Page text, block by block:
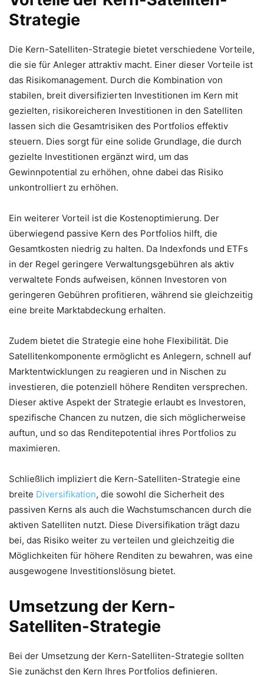
Strategie
Die Kern-Satelliten-Strategie bietet verschiedene Vorteile,
die sie für Anleger attraktiv macht. Einer dieser Vorteile ist
das Risikomanagement. Durch die Kombination von
stabilen, breit diversifizierten Investitionen im Kern mit
gezielten, risikoreicheren Investitionen in den Satelliten
lassen sich die Gesamtrisiken des Portfolios effektiv
steuern. Dies sorgt für eine solide Grundlage, die durch
gezielte Investitionen ergänzt wird, um das
Gewinnpotential zu erhöhen, ohne dabei das Risiko
unkontrolliert zu erhöhen.
Ein weiterer Vorteil ist die Kostenoptimierung. Der
überwiegend passive Kern des Portfolios hilft, die
Gesamtkosten niedrig zu halten. Da Indexfonds und ETFs
in der Regel geringere Verwaltungsgebühren als aktiv
verwaltete Fonds aufweisen, können Investoren von
geringeren Gebühren profitieren, während sie gleichzeitig
eine breite Marktabdeckung erhalten.
Zudem bietet die Strategie eine hohe Flexibilität. Die
Satellitenkomponente ermöglicht es Anlegern, schnell auf
Marktentwicklungen zu reagieren und in Nischen zu
investieren, die potenziell höhere Renditen versprechen.
Dieser aktive Aspekt der Strategie erlaubt es Investoren,
spezifische Chancen zu nutzen, die sich möglicherweise
auftun, und so das Renditepotential ihres Portfolios zu
maximieren.
Schließlich impliziert die Kern-Satelliten-Strategie eine
breite Diversifikation, die sowohl die Sicherheit des
passiven Kerns als auch die Wachstumschancen durch die
aktiven Satelliten nutzt. Diese Diversifikation trägt dazu
bei, das Risiko weiter zu verteilen und gleichzeitig die
Möglichkeiten für höhere Renditen zu bewahren, was eine
ausgewogene Investitionslösung bietet.
Umsetzung der Kern-
Satelliten-Strategie
Bei der Umsetzung der Kern-Satelliten-Strategie sollten
Sie zunächst den Kern Ihres Portfolios definieren.